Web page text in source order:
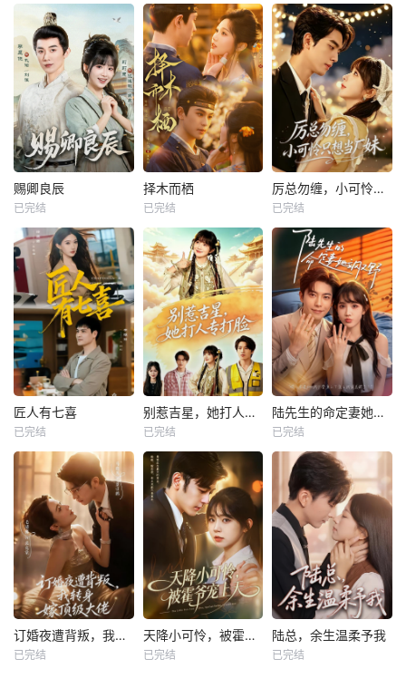
赐卿良辰
已完结
择木而栖
已完结
厉总勿缠，小可怜只想当厂妹
已完结
匠人有七喜
已完结
别惹吉星，她打人专打脸
已完结
陆先生的命定妻她飒又野
已完结
订婚夜遭背叛，我转身嫁顶级大佬
已完结
天降小可怜，被霍爷宠上天
已完结
陆总，余生温柔予我
已完结